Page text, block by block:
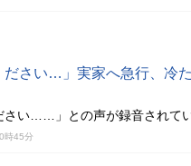
さい…」実家へ急行、冷
い……」との声が録音されて
時45分